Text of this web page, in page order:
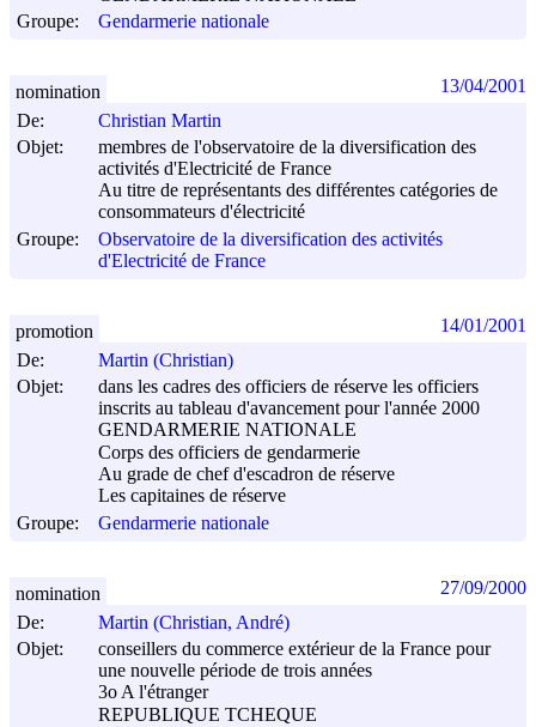
Groupe:
Gendarmerie nationale
De:
Christian Martin
Objet:
membres de l'observatoire de la diversification des
activités d'Electricité de France
Au titre de représentants des différentes catégories de
consommateurs d'électricité
Groupe:
Observatoire de la diversification des activités
d'Electricité de France
nomination 13/04/2001
De:
Martin (Christian)
Objet:
dans les cadres des officiers de réserve les officiers
inscrits au tableau d'avancement pour l'année 2000
GENDARMERIE NATIONALE
Corps des officiers de gendarmerie
Au grade de chef d'escadron de réserve
Les capitaines de réserve
Groupe:
Gendarmerie nationale
promotion 14/01/2001
De:
Martin (Christian, André)
Objet:
conseillers du commerce extérieur de la France pour
une nouvelle période de trois années
3o A l'étranger
REPUBLIQUE TCHEQUE
nomination 27/09/2000